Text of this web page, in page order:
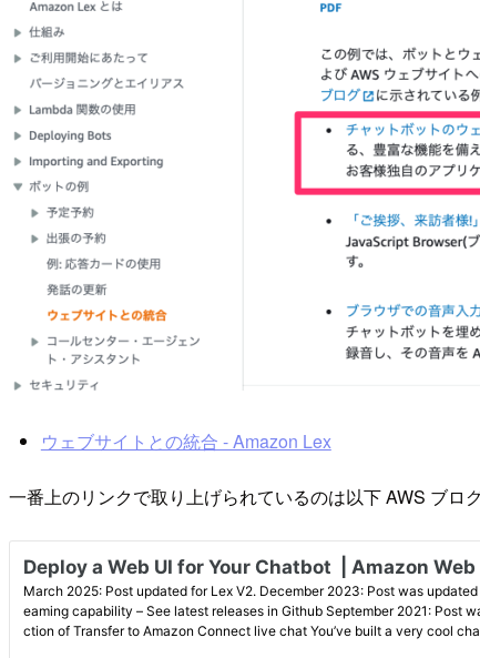
ウェブサイトとの統合 - Amazon Lex
一番上のリンクで取り上げられているのは以下 AWS ブロ